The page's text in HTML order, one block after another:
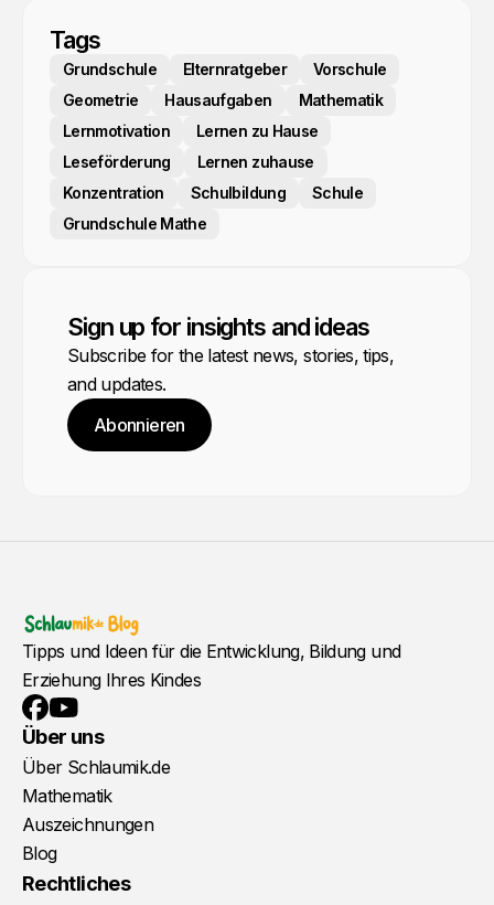
Tags
Grundschule Elternratgeber
Vorschule
Geometrie
Hausaufgaben
Mathematik
Lernmotivation
Lernen zu Hause
Leseförderung
Lernen zuhause
Konzentration
Schulbildung
Schule
Grundschule Mathe
Sign up for insights and ideas
Subscribe for the latest news, stories, tips,
and updates.
Abonnieren
Tipps und Ideen für die Entwicklung, Bildung und
Erziehung Ihres Kindes
Facebook
YouTube
Über uns
Über Schlaumik.de
Mathematik
Auszeichnungen
Blog
Rechtliches